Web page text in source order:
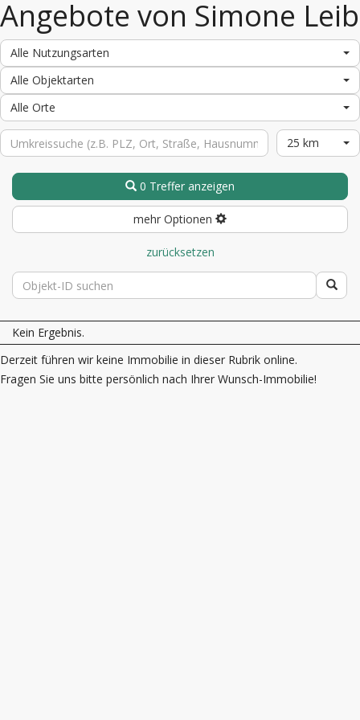
Angebote von Simone Leib
Alle Nutzungsarten
Alle Objektarten
Alle Orte
25 km
0 Treffer anzeigen
mehr Optionen
zurücksetzen
Kein Ergebnis.
Derzeit führen wir keine Immobilie in dieser Rubrik online.
Fragen Sie uns bitte persönlich nach Ihrer Wunsch-Immobilie!